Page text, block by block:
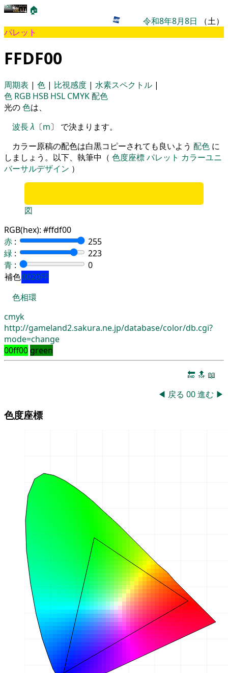
🏠
令和8年8月8日 （土）
パレット
FFDF00
周期表 | 色 | 比視感度 | 水素スペクトル |
色 RGB HSB HSL CMYK配色
光の色は、
波長λ 〔m〕 で決まります。
カラー原稿の配色は白黒コピーされても良いよう 配色 に
しましょう。以下、執筆中（ 色度座標パレット カラーユニ
バーサルデザイン ）
図
RGB(hex): #ffdf00
赤 :
255
緑 :
223
青 :
0
補色0020FF
色相環
cmyk
http://gameland2.sakura.ne.jp/database/color/db.cgi?
mode=change
00ff00 green
🔚 🔝 📖
◀ 戻る 00進む ▶
色度座標